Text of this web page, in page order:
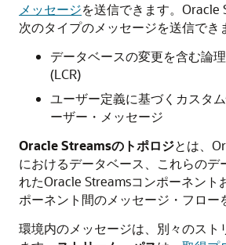
メッセージを送信できます。Oracle
次のタイプのメッセージを送信でき
データベースの変更を含む論
(LCR)
ユーザー定義に基づくカスタ
ーザー・メッセージ
Oracle Streamsのトポロジとは、
におけるデータベース、これらのデ
れたOracle Streamsコンポーネント
ポーネント間のメッセージ・フロー
環境内のメッセージは、別々のスト